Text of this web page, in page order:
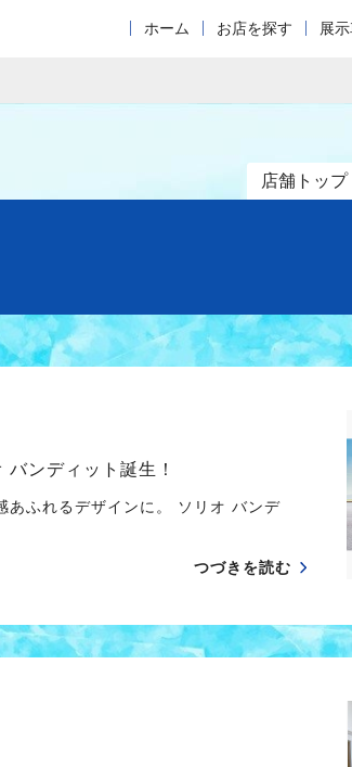
ホーム お店を探す 展
店舗トップ
ンディット誕生！
あふれるデザインに。 ソリオ バンデ
つづきを読む